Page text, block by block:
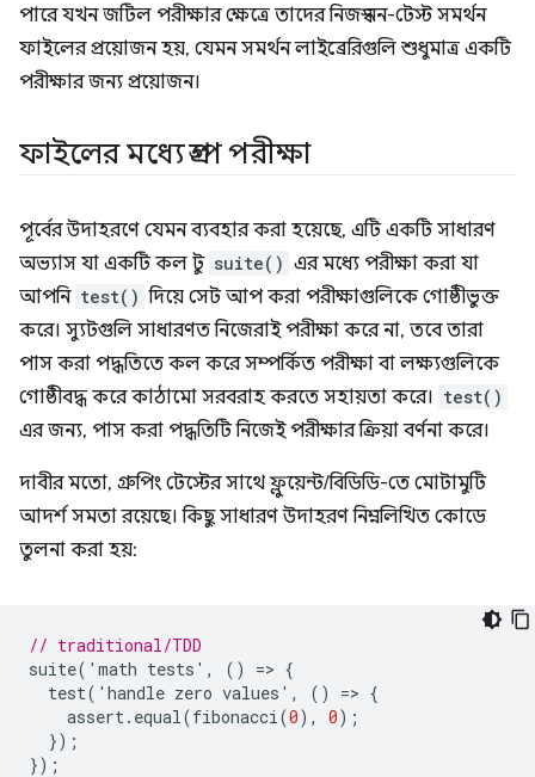
পারে যখন জটিল পরীক্ষার ক্ষেত্রে তাদের নিজস্ব নন-টেস্ট সমর্থন
ফাইলের প্রয়োজন হয়, যেমন সমর্থন লাইব্রেরিগুলি শুধুমাত্র একটি
পরীক্ষার জন্য প্রয়োজন।
ফাইলের মধ্যে গ্রুপ পরীক্ষা
পূর্বের উদাহরণে যেমন ব্যবহার করা হয়েছে, এটি একটি সাধারণ
অভ্যাস যা একটি কল টু suite() এর মধ্যে পরীক্ষা করা যা
আপনি test() দিয়ে সেট আপ করা পরীক্ষাগুলিকে গোষ্ঠীভুক্ত
করে। স্যুটগুলি সাধারণত নিজেরাই পরীক্ষা করে না, তবে তারা
পাস করা পদ্ধতিতে কল করে সম্পর্কিত পরীক্ষা বা লক্ষ্যগুলিকে
গোষ্ঠীবদ্ধ করে কাঠামো সরবরাহ করতে সহায়তা করে। test()
এর জন্য, পাস করা পদ্ধতিটি নিজেই পরীক্ষার ক্রিয়া বর্ণনা করে।
দাবীর মতো, গ্রুপিং টেস্টের সাথে ফ্লুয়েন্ট/বিডিডি-তে মোটামুটি
আদর্শ সমতা রয়েছে। কিছু সাধারণ উদাহরণ নিম্নলিখিত কোডে
তুলনা করা হয়:
// traditional/TDD
suite( ' math tests ' , () => {
test( ' handle zero values ' , () => {
assert. equal(fibonacci(0), 0);
});
});